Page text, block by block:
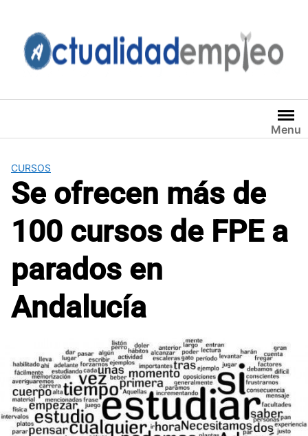
contenido
Menu
CURSOS
Se ofrecen más de
100 cursos de FPE a
parados en
Andalucía